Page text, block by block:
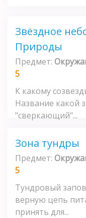
Звёздное
Природы
Предмет:
5
К какому
Название какой
"сверкающий"...
Зона тундры
Предмет:
5
Тундровый
верную цепь
принять для...